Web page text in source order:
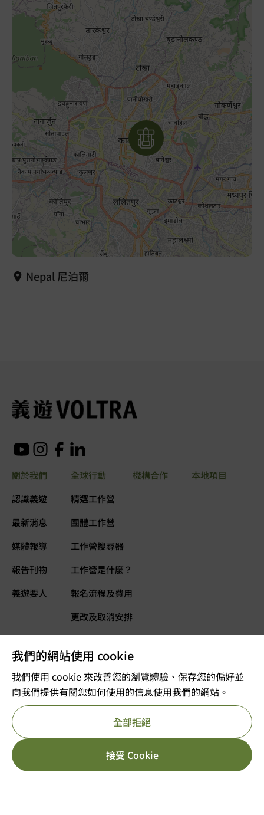
我們的網站使用 cookie
我們使用 cookie 來改善您的瀏覽體驗、保存您的偏好並
向我們提供有關您如何使用的信息使用我們的網站。
接受 Cookie
全部拒絕
HK$
HK$ 立即報名
Nepal 尼泊爾
關於我們
認識義遊
最新消息
媒體報導
報告刊物
義遊要人
全球行動
精選工作營
團體工作營
工作營搜尋器
工作營是什麼？
報名流程及費用
更改及取消安排
本地項目
義遊網誌
機構合作
立即捐款
©2025 版權屬VOLTRA義遊所有
註冊及編號：公司註冊 53610456獲豁免繳稅的慈善團體
參考編號 : 91/11726